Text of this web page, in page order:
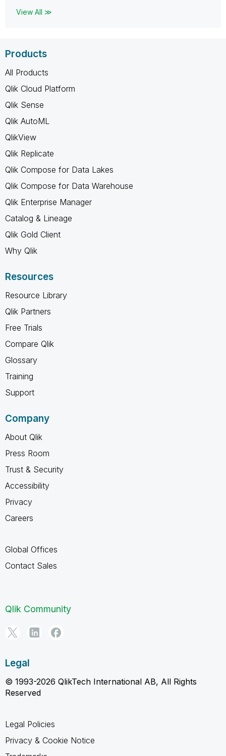
View All ≫
Products
All Products
Qlik Cloud Platform
Qlik Sense
Qlik AutoML
QlikView
Qlik Replicate
Qlik Compose for Data Lakes
Qlik Compose for Data Warehouse
Qlik Enterprise Manager
Catalog & Lineage
Qlik Gold Client
Why Qlik
Resources
Resource Library
Qlik Partners
Free Trials
Compare Qlik
Glossary
Training
Support
Company
About Qlik
Press Room
Trust & Security
Accessibility
Privacy
Careers
Global Offices
Contact Sales
Qlik Community
Legal
© 1993-2026 QlikTech International AB, All Rights
Reserved
Legal Policies
Privacy & Cookie Notice